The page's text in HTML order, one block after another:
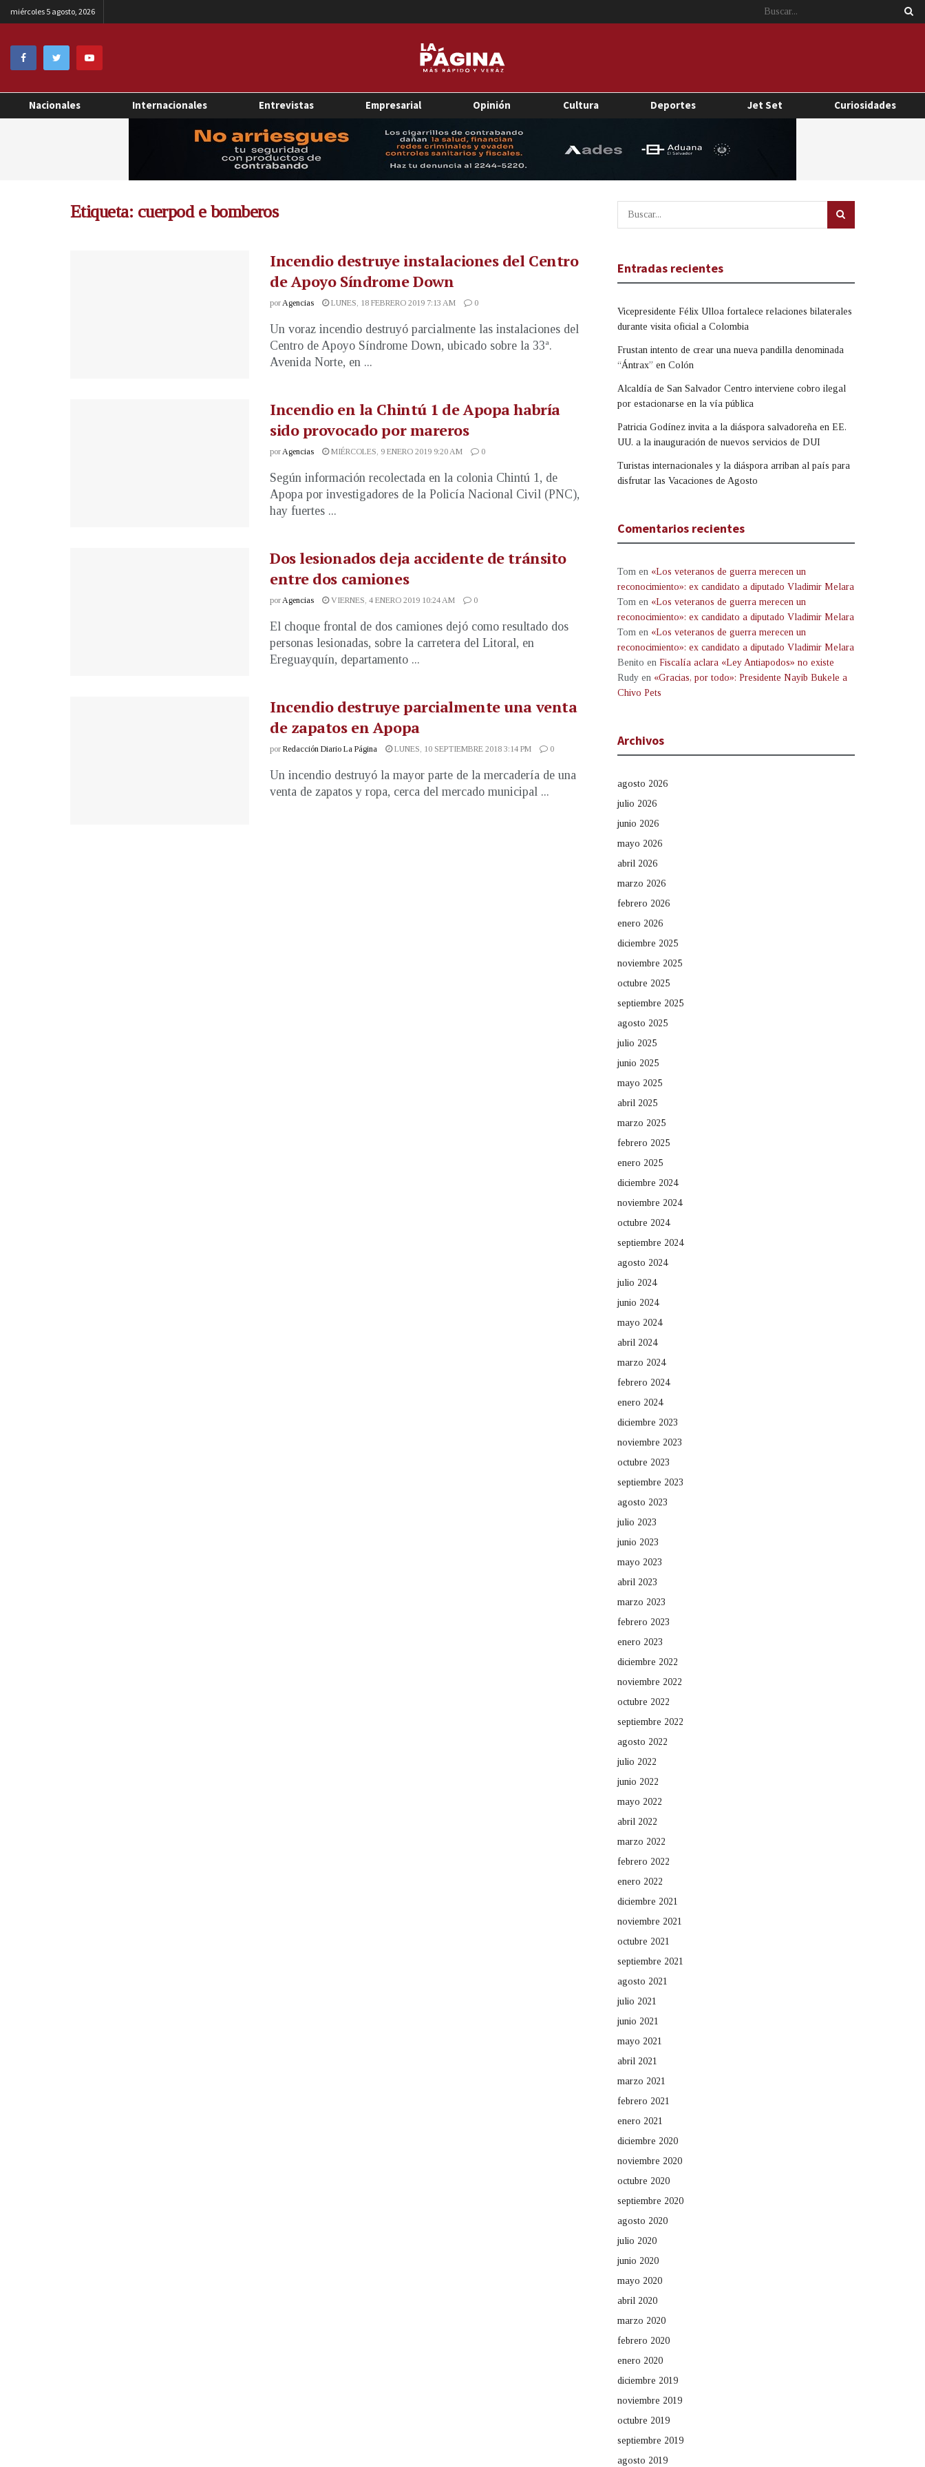
miércoles 5 agosto, 2026
Nacionales Internacionales Entrevistas Empresarial Opinión Cultura Deportes Jet Set Curiosidades
Etiqueta: cuerpod e bomberos
Incendio destruye instalaciones del Centro
de Apoyo Síndrome Down
porAgencias LUNES, 18 FEBRERO 2019 7:13 AM 0
Un voraz incendio destruyó parcialmente las instalaciones del
Centro de Apoyo Síndrome Down, ubicado sobre la 33ª.
Avenida Norte, en ...
Incendio en la Chintú 1 de Apopa habría
sido provocado por mareros
porAgencias MIÉRCOLES, 9 ENERO 2019 9:20 AM 0
Según información recolectada en la colonia Chintú 1, de
Apopa por investigadores de la Policía Nacional Civil (PNC),
hay fuertes ...
Dos lesionados deja accidente de tránsito
entre dos camiones
por Agencias VIERNES, 4 ENERO 2019 10:24 AM 0
El choque frontal de dos camiones dejó como resultado dos
personas lesionadas, sobre la carretera del Litoral, en
Ereguayquín, departamento ...
Incendio destruye parcialmente una venta
de zapatos en Apopa
por Redacción Diario La Página LUNES, 10 SEPTIEMBRE 2018 3:14 PM 0
Un incendio destruyó la mayor parte de la mercadería de una
venta de zapatos y ropa, cerca del mercado municipal ...
Entradas recientes
Vicepresidente Félix Ulloa fortalece relaciones bilaterales
durante visita oficial a Colombia
Frustan intento de crear una nueva pandilla denominada
“Ántrax” en Colón
Alcaldía de San Salvador Centro interviene cobro ilegal
por estacionarse en la vía pública
Patricia Godínez invita a la diáspora salvadoreña en EE.
UU. a la inauguración de nuevos servicios de DUI
Turistas internacionales y la diáspora arriban al país para
disfrutar las Vacaciones de Agosto
Comentarios recientes
Tom en «Los veteranos de guerra merecen un
reconocimiento»: ex candidato a diputado Vladimir Melara
Tom en «Los veteranos de guerra merecen un
reconocimiento»: ex candidato a diputado Vladimir Melara
Tom en «Los veteranos de guerra merecen un
reconocimiento»: ex candidato a diputado Vladimir Melara
Benito en Fiscalía aclara «Ley Antiapodos» no existe
Rudy en «Gracias, por todo»: Presidente Nayib Bukele a
Chivo Pets
Archivos
agosto 2026
julio 2026
junio 2026
mayo 2026
abril 2026
marzo 2026
febrero 2026
enero 2026
diciembre 2025
noviembre 2025
octubre 2025
septiembre 2025
agosto 2025
julio 2025
junio 2025
mayo 2025
abril 2025
marzo 2025
febrero 2025
enero 2025
diciembre 2024
noviembre 2024
octubre 2024
septiembre 2024
agosto 2024
julio 2024
junio 2024
mayo 2024
abril 2024
marzo 2024
febrero 2024
enero 2024
diciembre 2023
noviembre 2023
octubre 2023
septiembre 2023
agosto 2023
julio 2023
junio 2023
mayo 2023
abril 2023
marzo 2023
febrero 2023
enero 2023
diciembre 2022
noviembre 2022
octubre 2022
septiembre 2022
agosto 2022
julio 2022
junio 2022
mayo 2022
abril 2022
marzo 2022
febrero 2022
enero 2022
diciembre 2021
noviembre 2021
octubre 2021
septiembre 2021
agosto 2021
julio 2021
junio 2021
mayo 2021
abril 2021
marzo 2021
febrero 2021
enero 2021
diciembre 2020
noviembre 2020
octubre 2020
septiembre 2020
agosto 2020
julio 2020
junio 2020
mayo 2020
abril 2020
marzo 2020
febrero 2020
enero 2020
diciembre 2019
noviembre 2019
octubre 2019
septiembre 2019
agosto 2019